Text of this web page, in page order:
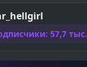
57,7 тыс.